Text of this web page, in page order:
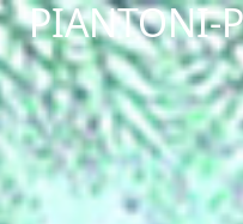
PIANTONI-